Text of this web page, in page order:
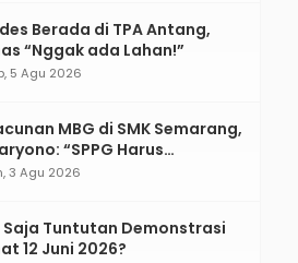
Berada di TPA Antang,
“Nggak ada Lahan!”
5 Agu 2026
MBG di SMK Semarang,
“SPPG Harus
Jawab!”
3 Agu 2026
Saja Tuntutan Demonstrasi
12 Juni 2026?